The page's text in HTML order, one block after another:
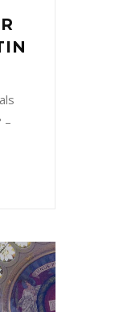
–